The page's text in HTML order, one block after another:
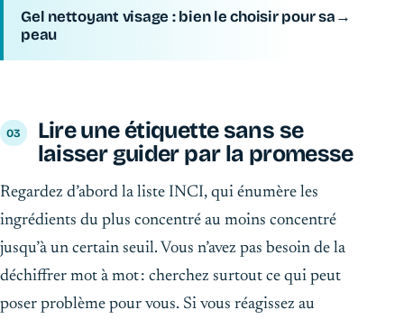
Gel nettoyant visage : bien le choisir pour sa
peau
→
Lire une étiquette sans se
laisser guider par la promesse
Regardez d’abord la liste INCI, qui énumère les
ingrédients du plus concentré au moins concentré
jusqu’à un certain seuil. Vous n’avez pas besoin de la
déchiffrer mot à mot : cherchez surtout ce qui peut
poser problème pour vous. Si vous réagissez au